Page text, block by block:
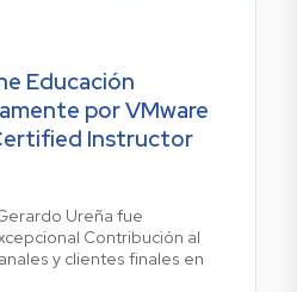
Educación
por VMware
Instructor
Ureña fue
Contribución al
y clientes finales en